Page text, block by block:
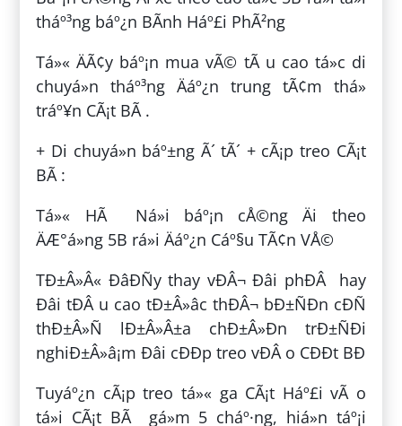
tháº³ng báº¿n BÃ­nh Háº£i PhÃ²ng
Tá»« ÄÃ¢y báº¡n mua vÃ© tÃ u cao tá»c di
chuyá»n tháº³ng Äáº¿n trung tÃ¢m thá»
tráº¥n CÃ¡t BÃ .
+ Di chuyá»n báº±ng Ã´ tÃ´ + cÃ¡p treo CÃ¡t
BÃ :
Tá»« HÃ Ná»i báº¡n cÅ©ng Äi theo
ÄÆ°á»ng 5B rá»i Äáº¿n Cáº§u TÃ¢n VÅ©
TÐ±Â»Â« ÐâÐÑy thay vÐÂ¬ Ðâi phÐÂ hay
Ðâi tÐÂ u cao tÐ±Â»âc thÐÂ¬ bÐ±ÑÐn cÐÑ
thÐ±Â»Ñ lÐ±Â»Â±a chÐ±Â»Ðn trÐ±ÑÐi
nghiÐ±Â»â¡m Ðâi cÐÐp treo vÐÂ o CÐÐt BÐ
Tuyáº¿n cÃ¡p treo tá»« ga CÃ¡t Háº£i vÃ o
tá»i CÃ¡t BÃ gá»m 5 cháº·ng, hiá»n táº¡i